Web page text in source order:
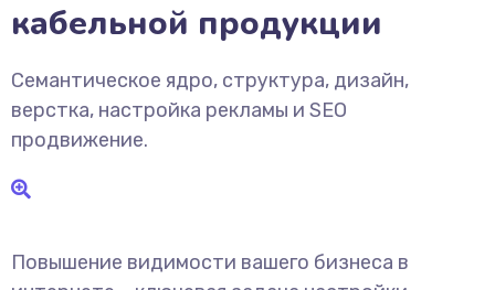
кабельной продукции
Семантическое ядро, структура, дизайн,
верстка, настройка рекламы и SEO
продвижение.
Повышение видимости вашего бизнеса в